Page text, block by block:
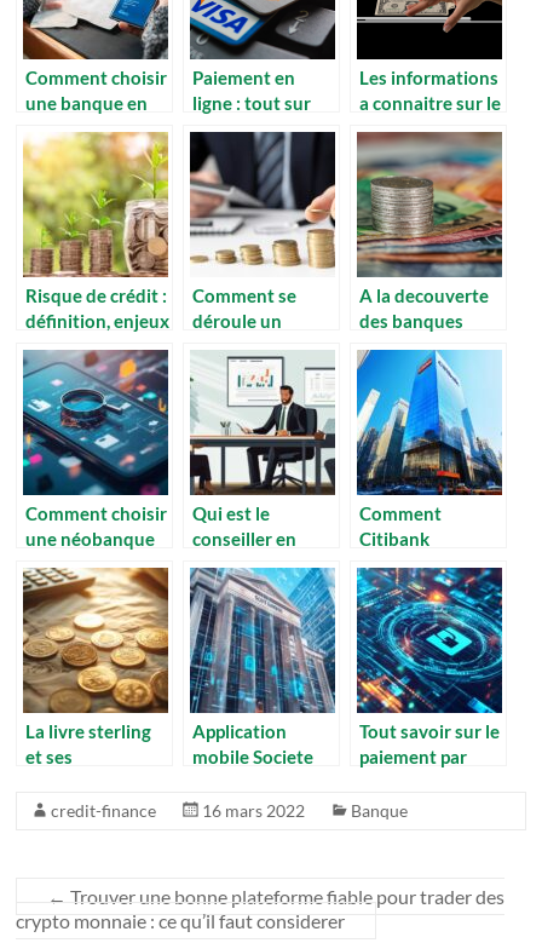
Comment choisir
une banque en
ligne ?
Paiement en
ligne : tout sur
3D Secure
Les informations
a connaitre sur le
Credit Agricole
Sud
Mediterranee
Risque de crédit :
définition, enjeux
et mesures
Comment se
déroule un
financement de
projet auprès
d’une banque
islamique ?
A la decouverte
des banques
mutualistes :
quand la
communaute fait
la force
Comment choisir
une néobanque
avec un
comparateur
efficace
Qui est le
conseiller en
gestion de
patrimoine
indépendant ?
Guide complet de
la conformité
réglementaire
Comment
Citibank
révolutionne les
services
d’investissement
pour les
particuliers
La livre sterling
et ses
Analyse des
Application
mobile Societe
compte : 3
disponibles
Tout savoir sur le
paiement par
sur Internet : 3D
credit-finance 16 mars 2022 Banque
← Trouver une bonne plateforme fiable pour trader des
crypto monnaie : ce qu’il faut considerer